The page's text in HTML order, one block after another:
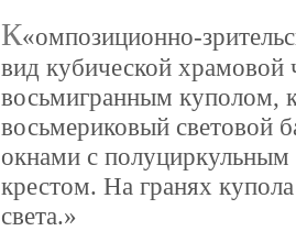
К омпозиционно-
вид кубической
восьмигранным куполом,
восьмериковый световой
окнами с полуциркульным
крестом. На гранях
света.